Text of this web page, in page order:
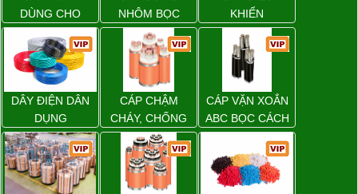
DÙNG CHO
ĐƯỜNG DÂY
TẢI ĐIỆN TRÊN
KHÔNG
NHÔM BỌC
KHIỂN
DÂY ĐIỆN DÂN
DỤNG
CÁP CHẬM
CHÁY, CHỐNG
CHÁY
CÁP VẶN XOẮN
ABC BỌC CÁCH
ĐIỆN XLPE